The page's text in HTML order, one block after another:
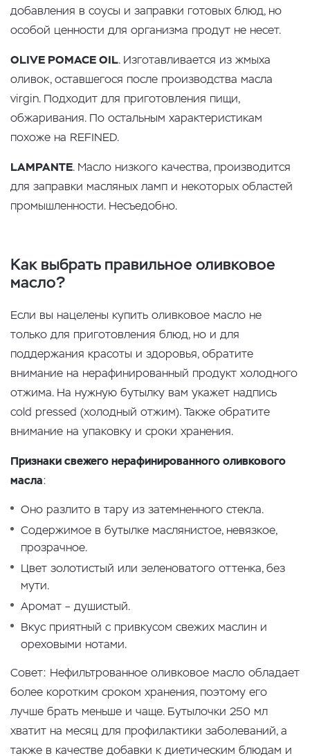
добавления в соусы и заправки готовых блюд, но
особой ценности для организма продут не несет.
OLIVE POMACE OIL. Изготавливается из жмыха
оливок, оставшегося после производства масла
virgin. Подходит для приготовления пищи,
обжаривания. По остальным характеристикам
похоже на REFINED.
LAMPANTE. Масло низкого качества, производится
для заправки масляных ламп и некоторых областей
промышленности. Несъедобно.
Как выбрать правильное оливковое
масло?
Если вы нацелены купить оливковое масло не
только для приготовления блюд, но и для
поддержания красоты и здоровья, обратите
внимание на нерафинированный продукт холодного
отжима. На нужную бутылку вам укажет надпись
cold pressed (холодный отжим). Также обратите
внимание на упаковку и сроки хранения.
Признаки свежего нерафинированного оливкового
масла:
Оно разлито в тару из затемненного стекла.
Содержимое в бутылке маслянистое, невязкое,
прозрачное.
Цвет золотистый или зеленоватого оттенка, без
мути.
Аромат – душистый.
Вкус приятный с привкусом свежих маслин и
ореховыми нотами.
Совет: Нефильтрованное оливковое масло обладает
более коротким сроком хранения, поэтому его
лучше брать меньше и чаще. Бутылочки 250 мл
хватит на месяц для профилактики заболеваний, а
также в качестве добавки к диетическим блюдам и